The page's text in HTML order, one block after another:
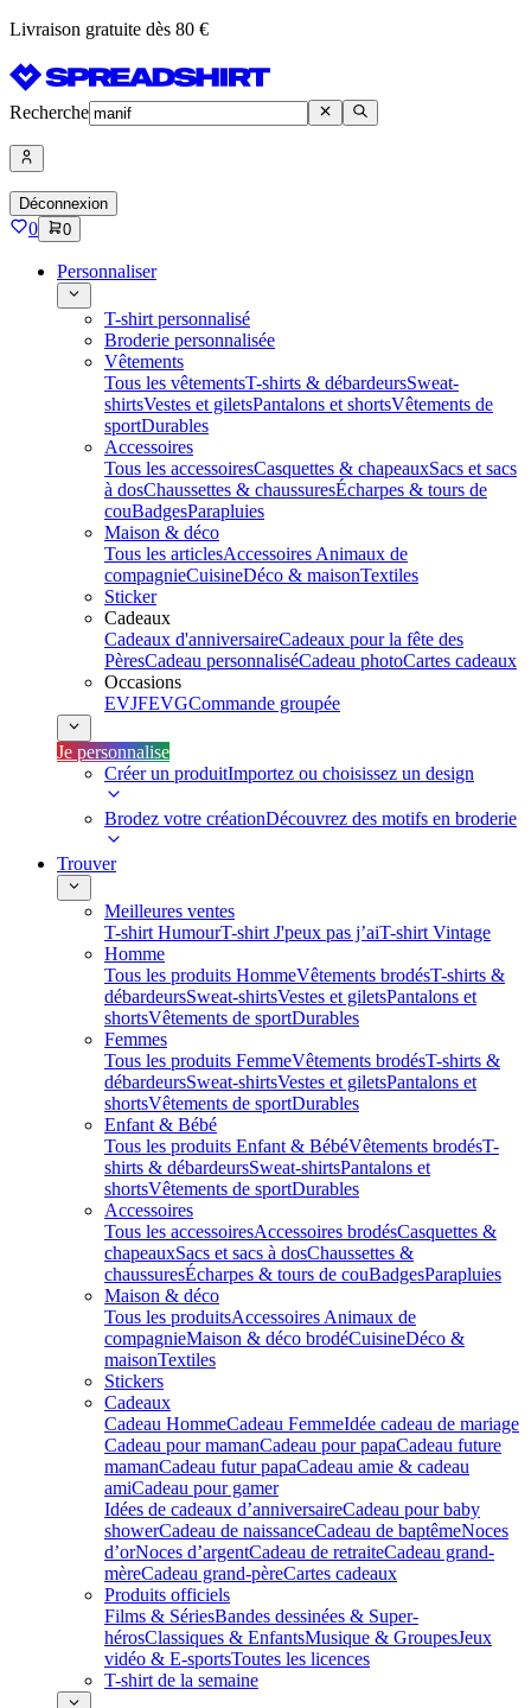
Livraison gratuite dès 80 €
Recherche
Déconnexion
0 0
Personnaliser
T-shirt personnalisé
Broderie personnalisée
Vêtements
Tous les vêtementsT-shirts & débardeursSweat-
shirtsVestes et giletsPantalons et shortsVêtements de
sportDurables
Accessoires
Tous les accessoiresCasquettes & chapeauxSacs et sacs
à dosChaussettes & chaussuresÉcharpes & tours de
couBadgesParapluies
Maison & déco
Tous les articlesAccessoires Animaux de
compagnieCuisineDéco & maisonTextiles
Sticker
Cadeaux
Cadeaux d'anniversaireCadeaux pour la fête des
PèresCadeau personnaliséCadeau photoCartes cadeaux
Occasions
EVJFEVGCommande groupée
Je personnalise
Créer un produitImportez ou choisissez un design
Brodez votre créationDécouvrez des motifs en broderie
Trouver
Meilleures ventes
T-shirt HumourT-shirt J'peux pas j’aiT-shirt Vintage
Homme
Tous les produits HommeVêtements brodésT-shirts &
débardeursSweat-shirtsVestes et giletsPantalons et
shortsVêtements de sportDurables
Femmes
Tous les produits FemmeVêtements brodésT-shirts &
débardeursSweat-shirtsVestes et giletsPantalons et
shortsVêtements de sportDurables
Enfant & Bébé
Tous les produits Enfant & BébéVêtements brodésT-
shirts & débardeursSweat-shirtsPantalons et
shortsVêtements de sportDurables
Accessoires
Tous les accessoiresAccessoires brodésCasquettes &
chapeauxSacs et sacs à dosChaussettes &
chaussuresÉcharpes & tours de couBadgesParapluies
Maison & déco
Tous les produitsAccessoires Animaux de
compagnieMaison & déco brodéCuisineDéco &
maisonTextiles
Stickers
Cadeaux
Cadeau HommeCadeau FemmeIdée cadeau de mariage​
Cadeau pour mamanCadeau pour papaCadeau future
mamanCadeau futur papaCadeau amie & cadeau
amiCadeau pour gamer
Idées de cadeaux d’anniversaireCadeau pour baby
showerCadeau de naissanceCadeau de baptêmeNoces
d’orNoces d’argentCadeau de retraiteCadeau grand-
mèreCadeau grand-pèreCartes cadeaux
Produits officiels
Films & SériesBandes dessinées & Super-
hérosClassiques & EnfantsMusique & GroupesJeux
vidéo & E-sportsToutes les licences
T-shirt de la semaine